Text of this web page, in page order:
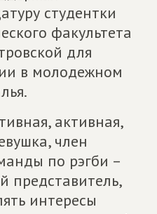
студентки
факультета
для
в молодежном
активная,
член
по рэгби –
представитель,
интересы